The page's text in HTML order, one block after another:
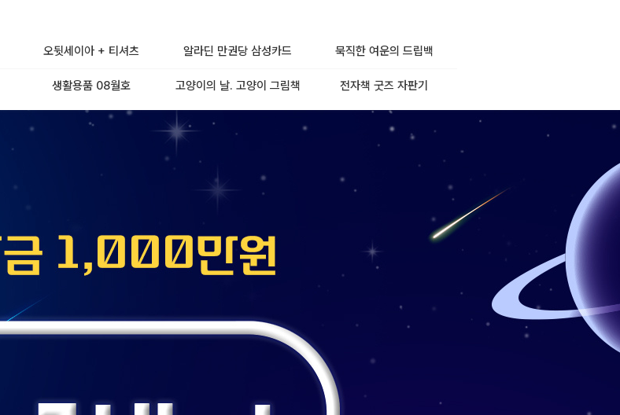
오뒷세이아 + 티셔츠 알라딘 만권당 삼성카드 묵직한 여운의 드립백
생활용품 08월호 고양이의 날. 고양이 그림책 전자책 굿즈 자판기